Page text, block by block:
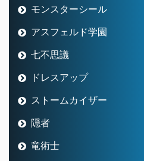
モンスターシール
アスフェルド学園
七不思議
ドレスアップ
ストームカイザー
隠者
竜術士